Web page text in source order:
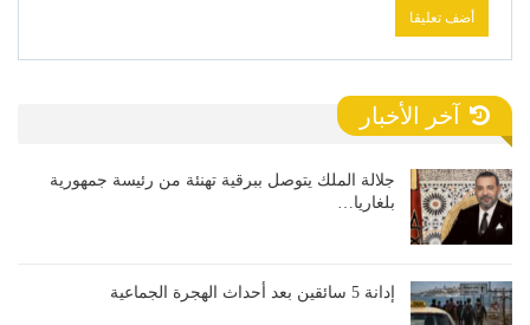
آخر الأخبار
جلالة الملك يتوصل ببرقية تهنئة من رئيسة جمهورية
بلغاريا…
إدانة 5 سائقين بعد أحداث الهجرة الجماعية